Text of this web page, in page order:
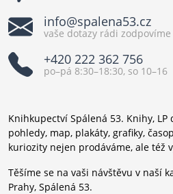
info@spalena53.cz
vaše dotazy rádi zodpovíme
+420 222 362 756
po–pá 8:30–18:30, so 10–16
Knihkupectví Spálená 53. Knihy, LP
pohledy, map, plakáty, grafiky,
kuriozity nejen prodáváme, ale též
Těšíme se na vaši návštěvu v naší
Prahy, Spálená 53.